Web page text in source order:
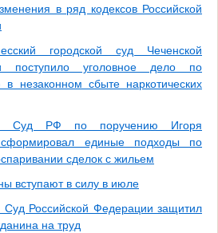
в ряд кодексов Российской
городской суд Чеченской
поступило уголовное дело по
в незаконном сбыте наркотических
Суд РФ по поручению Игоря
сформировал единые подходы по
сделок с жильем
вступают в силу в июле
Суд Российской Федерации защитил
на труд